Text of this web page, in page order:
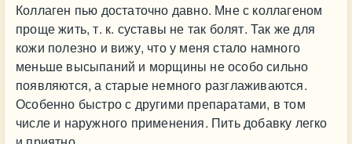
Коллаген пью достаточно давно. Мне с коллагеном
проще жить, т. к. суставы не так болят. Так же для
кожи полезно и вижу, что у меня стало намного
меньше высыпаний и морщины не особо сильно
появляются, а старые немного разглаживаются.
Особенно быстро с другими препаратами, в том
числе и наружного применения. Пить добавку легко